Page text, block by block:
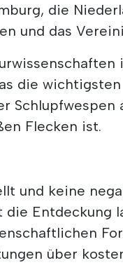
die
und das
die
Schlupfwespen
Flecken ist.
und keine
Entdeckung
über